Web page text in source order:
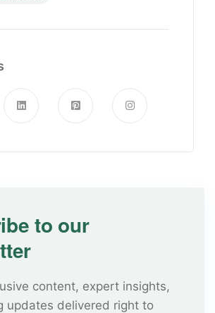
to our
content, expert insights,
updates delivered right to